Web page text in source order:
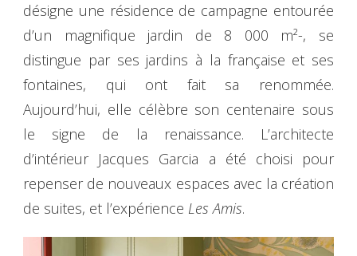
désigne une résidence de campagne entourée
d’un magnifique jardin de 8 000 m²-, se
distingue par ses jardins à la française et ses
fontaines, qui ont fait sa renommée.
Aujourd’hui, elle célèbre son centenaire sous
le signe de la renaissance. L’architecte
d’intérieur Jacques Garcia a été choisi pour
repenser de nouveaux espaces avec la création
de suites, et l’expérience Les Amis.